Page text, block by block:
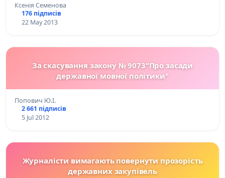
Ксенія Семенова
176 підписів
22 May 2013
За скасування закону № 9073"Про засади
державної мовної політики"
Попович Ю.І.
2 661 підписів
5 Jul 2012
Журналісти вимагають повернути прозорість
державних закупівель